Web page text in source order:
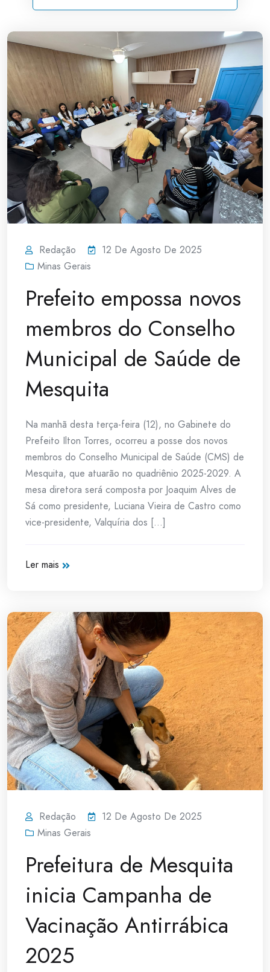
Redação
12 De Agosto De 2025
Minas Gerais
Prefeito empossa novos
membros do Conselho
Municipal de Saúde de
Mesquita
Na manhã desta terça-feira (12), no Gabinete do
Prefeito Ilton Torres, ocorreu a posse dos novos
membros do Conselho Municipal de Saúde (CMS) de
Mesquita, que atuarão no quadriênio 2025-2029. A
mesa diretora será composta por Joaquim Alves de
Sá como presidente, Luciana Vieira de Castro como
vice-presidente, Valquíria dos [...]
Ler mais
Redação
12 De Agosto De 2025
Minas Gerais
Prefeitura de Mesquita
inicia Campanha de
Vacinação Antirrábica
2025